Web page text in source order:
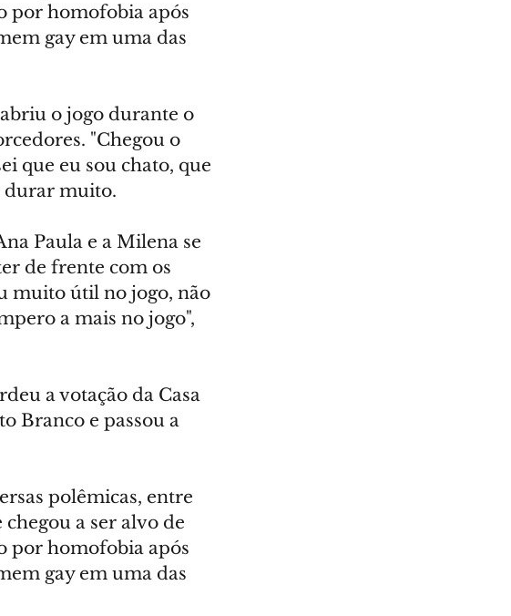
por homofobia após
gay em uma das
o jogo durante o
"Chegou o
que eu sou chato, que
durar muito.
Paula e a Milena se
de frente com os
muito útil no jogo, não
a mais no jogo",
a votação da Casa
Branco e passou a
polêmicas, entre
a ser alvo de
por homofobia após
gay em uma das